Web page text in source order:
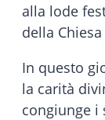
alla lode
della
In questo
la carità
congiunge i